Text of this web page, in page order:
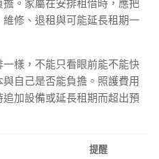
。家屬在安排租借時，應把
修、退租與可能延長租期一
一樣，不能只看眼前能不能快
自己是否能負擔。照護費用
加設備或延長租期而超出預
提醒